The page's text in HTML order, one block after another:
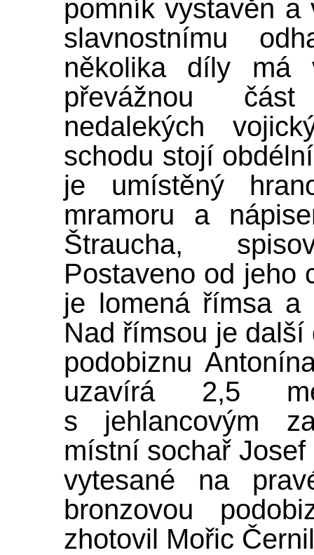
pomník vystavěn
slavnostnímu
několika díly
převážnou
nedalekých
schodu stojí
je umístěný
mramoru a
Štraucha,
Postaveno od jeho
je lomená římsa a
Nad římsou je
podobiznu
uzavírá 2,5
s jehlancovým
místní sochař
vytesané na
bronzovou
zhotovil Mořic